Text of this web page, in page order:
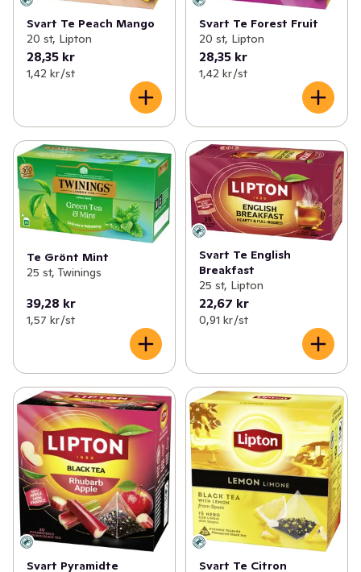
Svart Te Peach Mango
20 st, Lipton
28,35 kr
1,42 kr /st
Svart Te Forest Fruit
20 st, Lipton
28,35 kr
1,42 kr /st
Te Grönt Mint
25 st, Twinings
39,28 kr
1,57 kr /st
Svart Te English
Breakfast
25 st, Lipton
22,67 kr
0,91 kr /st
Svart Pyramidte Svart Te Citron